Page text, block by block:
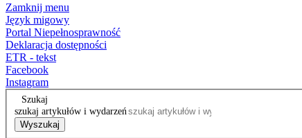
Zamknij menu
Język migowy
Portal Niepełnosprawność
Deklaracja dostępności
ETR - tekst
Facebook
Instagram
Szukaj
szukaj artykułów i wydarzeń
Wyszukaj